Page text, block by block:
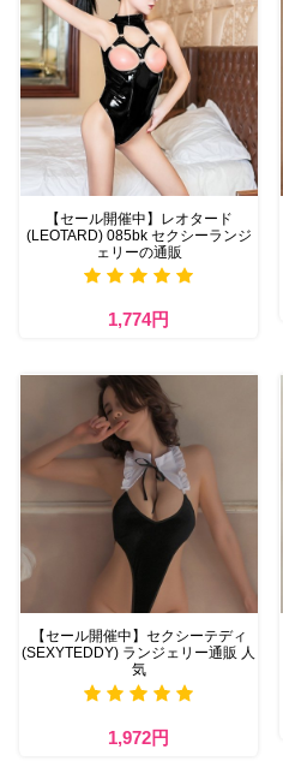
【セール開催中】レオタード
(LEOTARD) 085bk セクシーランジ
ェリーの通販
1,774円
【セール開催中】セクシーテディ
(SEXYTEDDY) ランジェリー通販 人
気
1,972円